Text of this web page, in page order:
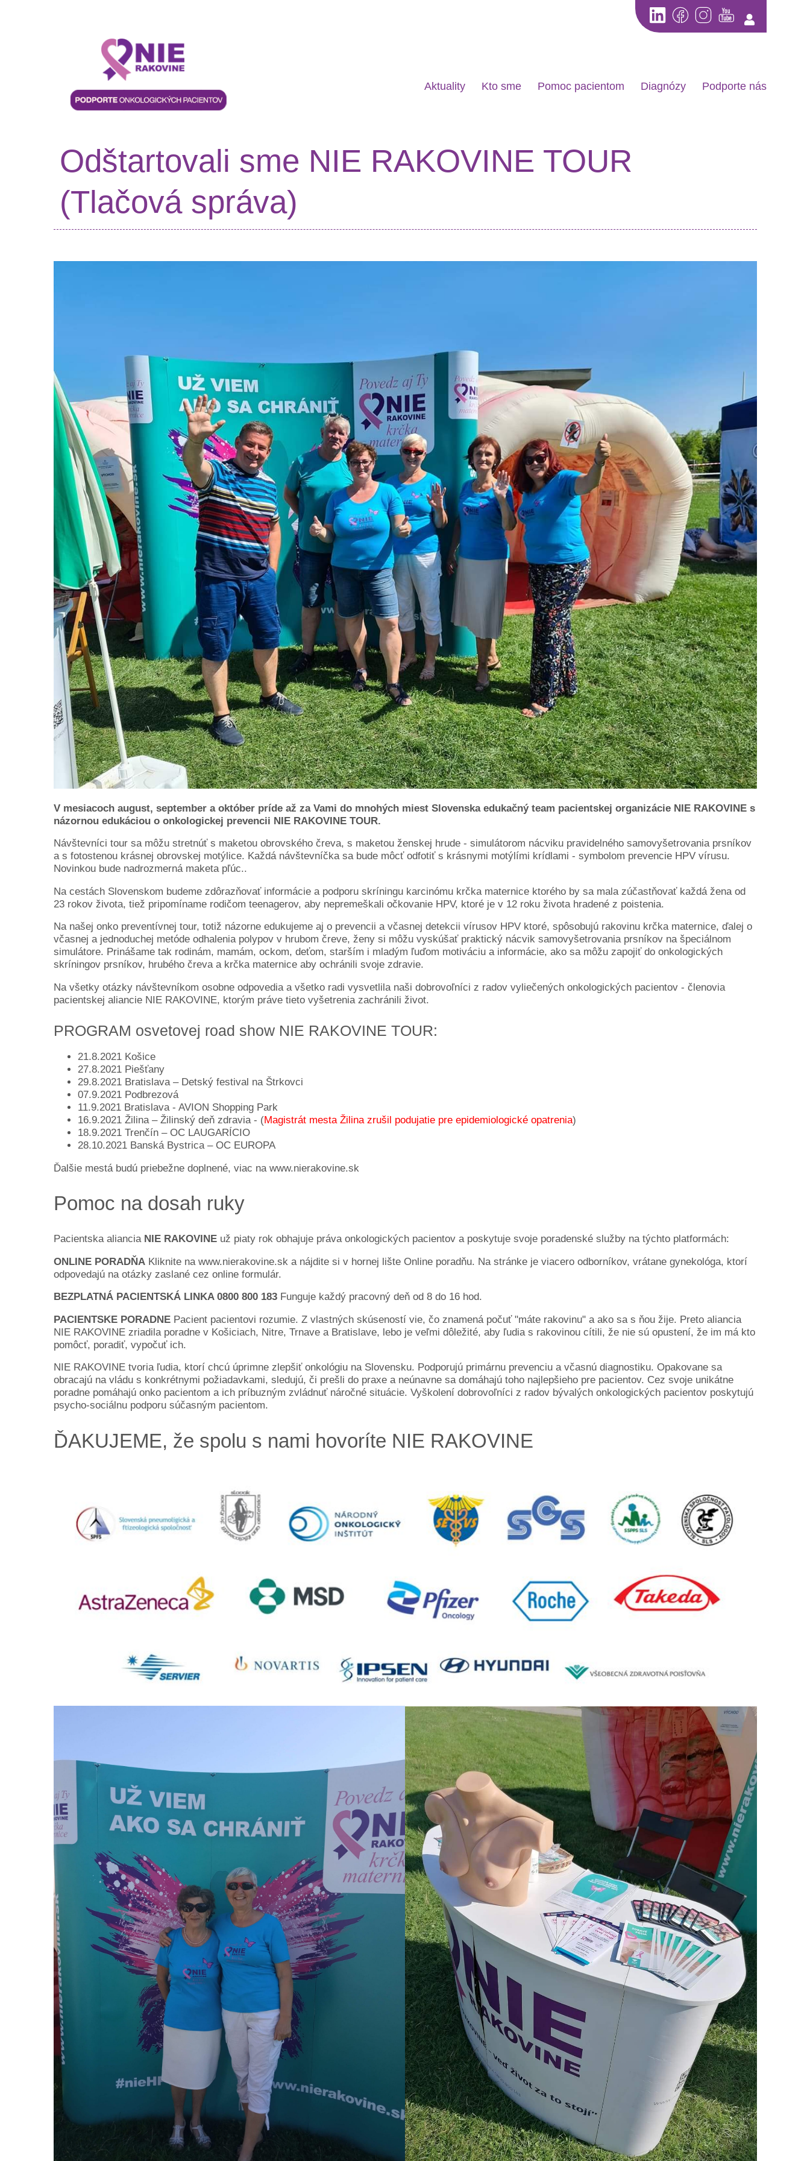
Aktuality Kto sme Pomoc pacientom Diagnózy Podporte nás
Odštartovali sme NIE RAKOVINE TOUR
(Tlačová správa)
V mesiacoch august, september a október príde až za Vami do mnohých miest Slovenska edukačný team pacientskej organizácie NIE RAKOVINE s
názornou edukáciou o onkologickej prevencii NIE RAKOVINE TOUR.
Návštevníci tour sa môžu stretnúť s maketou obrovského čreva, s maketou ženskej hrude - simulátorom nácviku pravidelného samovyšetrovania prsníkov
a s fotostenou krásnej obrovskej motýlice. Každá návštevníčka sa bude môcť odfotiť s krásnymi motýlími krídlami - symbolom prevencie HPV vírusu.
Novinkou bude nadrozmerná maketa pľúc..
Na cestách Slovenskom budeme zdôrazňovať informácie a podporu skríningu karcinómu krčka maternice ktorého by sa mala zúčastňovať každá žena od
23 rokov života, tiež pripomíname rodičom teenagerov, aby nepremeškali očkovanie HPV, ktoré je v 12 roku života hradené z poistenia.
Na našej onko preventívnej tour, totiž názorne edukujeme aj o prevencii a včasnej detekcii vírusov HPV ktoré, spôsobujú rakovinu krčka maternice, ďalej o
včasnej a jednoduchej metóde odhalenia polypov v hrubom čreve, ženy si môžu vyskúšať praktický nácvik samovyšetrovania prsníkov na špeciálnom
simulátore. Prinášame tak rodinám, mamám, ockom, deťom, starším i mladým ľuďom motiváciu a informácie, ako sa môžu zapojiť do onkologických
skríningov prsníkov, hrubého čreva a krčka maternice aby ochránili svoje zdravie.
Na všetky otázky návštevníkom osobne odpovedia a všetko radi vysvetlila naši dobrovoľníci z radov vyliečených onkologických pacientov - členovia
pacientskej aliancie NIE RAKOVINE, ktorým práve tieto vyšetrenia zachránili život.
PROGRAM osvetovej road show NIE RAKOVINE TOUR:
21.8.2021 Košice
27.8.2021 Piešťany
29.8.2021 Bratislava – Detský festival na Štrkovci
07.9.2021 Podbrezová
11.9.2021 Bratislava - AVION Shopping Park
16.9.2021 Žilina – Žilinský deň zdravia - (Magistrát mesta Žilina zrušil podujatie pre epidemiologické opatrenia)
18.9.2021 Trenčín – OC LAUGARÍCIO
28.10.2021 Banská Bystrica – OC EUROPA
Ďalšie mestá budú priebežne doplnené, viac na www.nierakovine.sk
Pomoc na dosah ruky
Pacientska aliancia NIE RAKOVINEuž piaty rok obhajuje práva onkologických pacientov a poskytuje svoje poradenské služby na týchto platformách:
ONLINE PORADŇAKliknite na www.nierakovine.sk a nájdite si v hornej lište Online poradňu. Na stránke je viacero odborníkov, vrátane gynekológa, ktorí
odpovedajú na otázky zaslané cez online formulár.
BEZPLATNÁ PACIENTSKÁ LINKA 0800 800 183Funguje každý pracovný deň od 8 do 16 hod.
PACIENTSKE PORADNEPacient pacientovi rozumie. Z vlastných skúseností vie, čo znamená počuť "máte rakovinu" a ako sa s ňou žije. Preto aliancia
NIE RAKOVINE zriadila poradne v Košiciach, Nitre, Trnave a Bratislave, lebo je veľmi dôležité, aby ľudia s rakovinou cítili, že nie sú opustení, že im má kto
pomôcť, poradiť, vypočuť ich.
NIE RAKOVINE tvoria ľudia, ktorí chcú úprimne zlepšiť onkológiu na Slovensku. Podporujú primárnu prevenciu a včasnú diagnostiku. Opakovane sa
obracajú na vládu s konkrétnymi požiadavkami, sledujú, či prešli do praxe a neúnavne sa domáhajú toho najlepšieho pre pacientov. Cez svoje unikátne
poradne pomáhajú onko pacientom a ich príbuzným zvládnuť náročné situácie. Vyškolení dobrovoľníci z radov bývalých onkologických pacientov poskytujú
psycho-sociálnu podporu súčasným pacientom.
ĎAKUJEME, že spolu s nami hovoríte NIE RAKOVINE